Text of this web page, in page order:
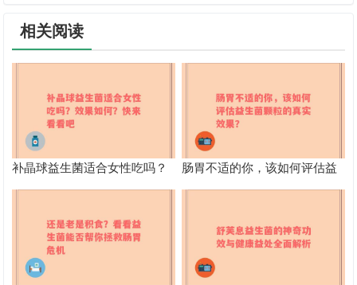
相关阅读
补晶球益生菌适合女性吃吗？
效果如何？快来看看吧
肠胃不适的你，该如何评估益
生菌颗粒的真实效果？